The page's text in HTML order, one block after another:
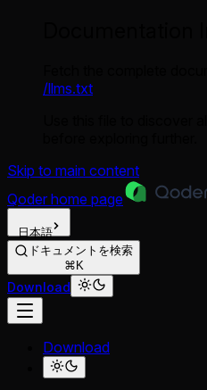
/llms.txt
Skip to main content
Qoder home page
日本語
ドキュメントを検索
⌘K
Download
Download